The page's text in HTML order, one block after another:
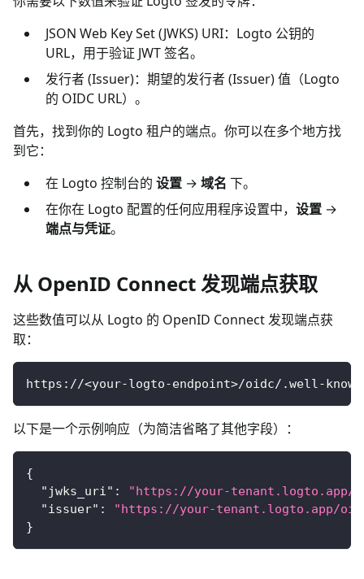
JSON Web Key Set (JWKS) URI：Logto 公钥的
URL，用于验证 JWT 签名。
发行者 (Issuer)：期望的发行者 (Issuer) 值（Logto
的 OIDC URL）。
首先，找到你的 Logto 租户的端点。你可以在多个地方找
到它：
在 Logto 控制台的 设置 → 域名 下。
在你在 Logto 配置的任何应用程序设置中， 设置 →
端点与凭证。
从 OpenID Connect 发现端点获取
这些数值可以从 Logto 的 OpenID Connect 发现端点获
取：
https://<your-logto-endpoint>/oidc/.well-
以下是一个示例响应（为简洁省略了其他字段）：
{
"jwks_uri" :
"https://your-tenant.logto.app/
"issuer" :
"https://your-tenant.logto.app/
}